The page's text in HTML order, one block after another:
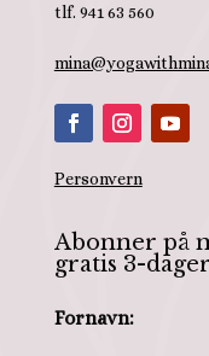
tlf. 941 63 560
Personvern
Abonner på
gratis 3-
Fornavn: